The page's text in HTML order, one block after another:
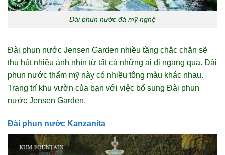
Đài phun nước đá mỹ nghệ
Đài phun nước Jensen Garden nhiều tầng chắc chắn sẽ
thu hút nhiều ánh nhìn từ tất cả những ai đi ngang qua. Đài
phun nước thẩm mỹ này có nhiều tông màu khác nhau.
Trang trí khu vườn của bạn với việc bổ sung Đài phun
nước Jensen Garden.
Đài phun nước Kanzanita